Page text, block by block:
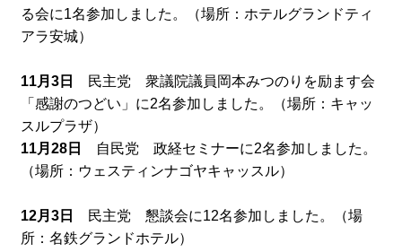
る会に1名参加しました。（場所：ホテルグランドティ
アラ安城）
11月3日
民主党 衆議院議員岡本みつのりを励ます会
「感謝のつどい」に2名参加しました。（場所：キャッ
スルプラザ）
11月28日
自民党 政経セミナーに2名参加しました。
（場所：ウェスティンナゴヤキャッスル）
12月3日
民主党 懇談会に12名参加しました。（場
所：名鉄グランドホテル）